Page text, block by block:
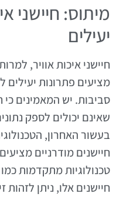
מיתוס: חיישני
יעילים
חיישני איכות אוויר,
מציעים פתרונות יעילים
סביבות. יש המאמינים כי
שאינם יכולים לספק
בעשור האחרון,
חיישנים מודרניים
טכנולוגיות מתקדמות
חיישנים אלו, ניתן